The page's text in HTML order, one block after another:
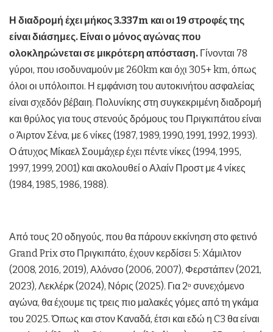
Η διαδρομή έχει μήκος 3.337m και οι 19 στροφές της
είναι διάσημες. Είναι ο μόνος αγώνας που
ολοκληρώνεται σε μικρότερη απόσταση. Γίνονται 78
γύροι, που ισοδυναμούν με 260km και όχι 305+ km, όπως
όλοι οι υπόλοιποι. Η εμφάνιση του αυτοκινήτου ασφαλείας
είναι σχεδόν βέβαιη. Πολυνίκης στη συγκεκριμένη διαδρομή
και θρύλος για τους στενούς δρόμους του Πριγκιπάτου είναι
o Άιρτον Σένα, με 6 νίκες (1987, 1989, 1990, 1991, 1992, 1993).
Ο άτυχος Μίκαελ Σουμάχερ έχει πέντε νίκες (1994, 1995,
1997, 1999, 2001) και ακολουθεί ο Αλαίν Προστ με 4 νίκες
(1984, 1985, 1986, 1988).
Από τους 20 οδηγούς, που θα πάρουν εκκίνηση στο φετινό
Grand Prix στο Πριγκιπάτο, έχουν κερδίσει 5: Χάμιλτον
(2008, 2016, 2019), Αλόνσο (2006, 2007), Φερστάπεν (2021,
2023), Λεκλέρκ (2024), Νόρις (2025). Για 2ο συνεχόμενο
αγώνα, θα έχουμε τις τρεις πιο μαλακές γόμες από τη γκάμα
του 2025. Όπως και στον Καναδά, έτσι και εδώ η C3 θα είναι